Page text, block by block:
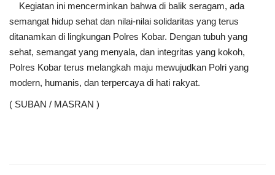
Kegiatan ini mencerminkan bahwa di balik seragam, ada
semangat hidup sehat dan nilai-nilai solidaritas yang terus
ditanamkan di lingkungan Polres Kobar. Dengan tubuh yang
sehat, semangat yang menyala, dan integritas yang kokoh,
Polres Kobar terus melangkah maju mewujudkan Polri yang
modern, humanis, dan terpercaya di hati rakyat.
( SUBAN / MASRAN )